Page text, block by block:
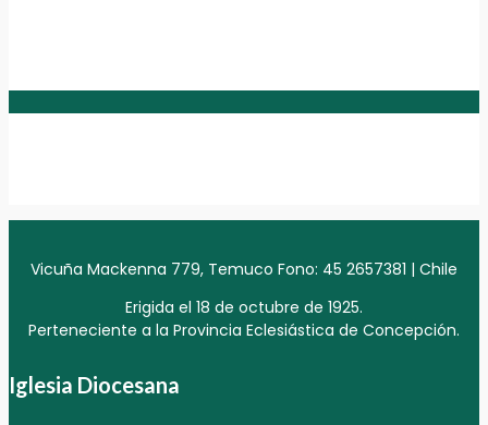
Vicuña Mackenna 779, Temuco Fono: 45 2657381 | Chile
Erigida el 18 de octubre de 1925.
Perteneciente a la Provincia Eclesiástica de Concepción.
Iglesia Diocesana